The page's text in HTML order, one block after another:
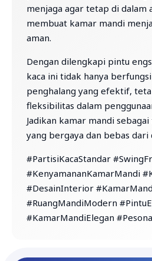
menjaga agar tetap di dalam
membuat kamar mandi
aman.
Dengan dilengkapi pintu
kaca ini tidak hanya
penghalang yang efektif,
fleksibilitas dalam
Jadikan kamar mandi
yang bergaya dan bebas dari
#PartisiKacaStandar
#KenyamananKamarMandi
#DesainInterior
#RuangMandiModern
#KamarMandiElegan